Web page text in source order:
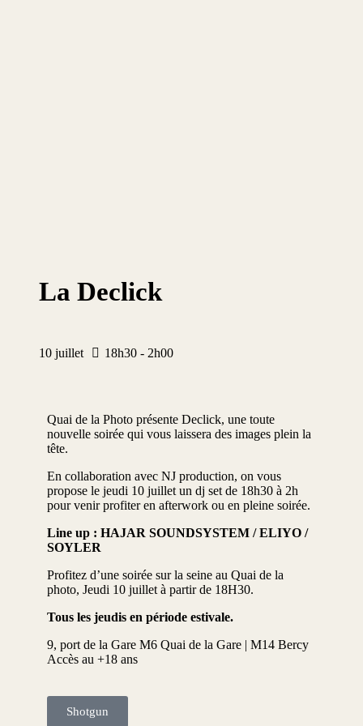
La Declick
10 juillet 18h30 - 2h00
Quai de la Photo présente Declick, une toute
nouvelle soirée qui vous laissera des images plein la
tête.
En collaboration avec NJ production, on vous
propose le jeudi 10 juillet un dj set de 18h30 à 2h
pour venir profiter en afterwork ou en pleine soirée.
Line up : HAJAR SOUNDSYSTEM / ELIYO /
SOYLER
Profitez d’une soirée sur la seine au Quai de la
photo, Jeudi 10 juillet à partir de 18H30.
Tous les jeudis en période estivale.
9, port de la Gare M6 Quai de la Gare | M14 Bercy
Accès au +18 ans
Shotgun